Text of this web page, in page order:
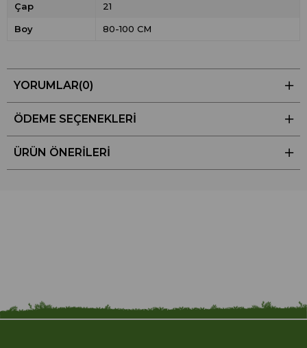
Çap 21
Boy 80-100 CM
YORUMLAR(0)
ÖDEME SEÇENEKLERI
ÜRÜN ÖNERILERI